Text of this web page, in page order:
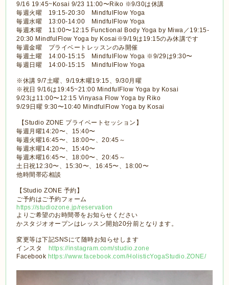
9/16 19:45~Kosai 9/23 11:00〜Riko ※9/30は休講
毎週火曜 19:15-20:30 MindfulFlow Yoga
毎週水曜 13:00-14:00 MindfulFlow Yoga
毎週木曜 11:00〜12:15 Functional Body Yoga by Miwa／19:15-
20:30 MindfulFlow Yoga by Kosai※9/19は19:15のみ休講です
毎週金曜 プライベートレッスンのみ開催
毎週土曜 14:00-15:15 MindfulFlow Yoga ※9/29は9:30〜
毎週日曜 14:00-15:15 MindfulFlow Yoga
※休講 9/7土曜、9/19木曜19:15、9/30月曜
※祝日 9/16は19:45~21:00 MindfulFlow Yoga by Kosai
9/23は11:00〜12:15 Vinyasa Flow Yoga by Riko
9/29日曜 9:30〜10:40 MindfulFlow Yoga by Kosai
【Studio ZONE プライベートセッション】
毎週月曜14:20〜、15:40〜
毎週火曜16:45〜、18:00〜、20:45～
毎週水曜14:20〜、15:40〜
毎週木曜16:45〜、18:00〜、20:45～
土日祝12:30〜、15:30〜、16:45〜、18:00〜
他時間帯応相談
【Studio ZONE 予約】
ご予約はご予約フォーム
https://studiozone.jp/reservation
よりご希望のお時間帯をお知らせください
かスタジオオープンはレッスン開始20分前となります。
変更等は下記SNSにて随時お知らせします
インスタ
https://instagram.com/studio.zone
Facebook https://www.facebook.com/HolisticYogaStudio.ZONE/